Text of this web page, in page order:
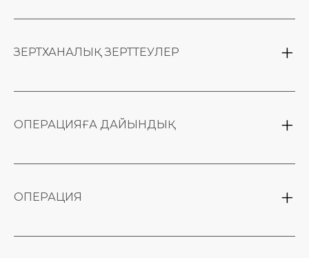
ЗЕРТХАНАЛЫҚ ЗЕРТТЕУЛЕР
Перделік патологиясына күдік болған
жағдайда ЛОР консультациясы.
ОПЕРАЦИЯҒА ДАЙЫНДЫҚ
ОПЕРАЦИЯ